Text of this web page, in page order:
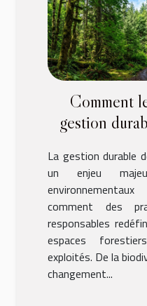
Comment
gestion
La gestion durable
un enjeu
comment des
responsables
espaces
exploités. De la
changement...